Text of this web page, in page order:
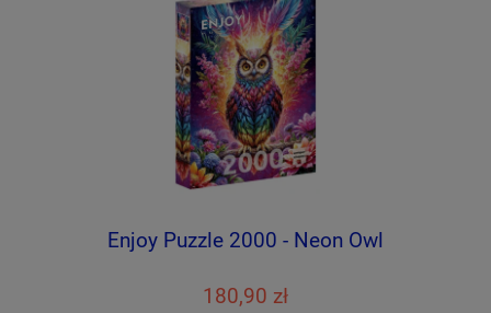
Enjoy Puzzle 2000 - Neon Owl
180,90 zł